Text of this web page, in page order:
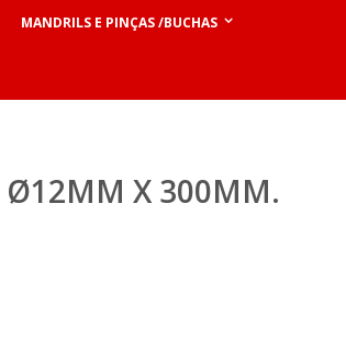
MANDRILS E PINÇAS /BUCHAS
Ø12MM X 300MM.